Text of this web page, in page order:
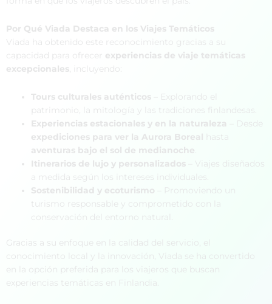
Por Qué Viada Destaca en los Viajes Temáticos
Viada ha obtenido este reconocimiento gracias a su
capacidad para ofrecer experiencias de viaje temáticas
excepcionales , incluyendo:
Tours culturales auténticos – Explorando el
patrimonio, la mitología y las tradiciones finlandesas.
Experiencias estacionales y en la naturaleza
– Desde
expediciones para ver la Aurora Boreal
hasta
aventuras bajo el sol de medianoche
Itinerarios de lujo y personalizados – Viajes diseñados
a medida según los intereses individuales.
Sostenibilidad y ecoturismo – Promoviendo un
turismo responsable y comprometido con la
conservación del entorno natural.
Gracias a su enfoque en la calidad del servicio, el
conocimiento local y la innovación, Viada se ha convertido
en la opción preferida para los viajeros que buscan
experiencias temáticas en Finlandia.